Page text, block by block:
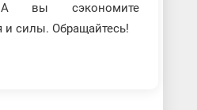
А вы сэкономите
и силы. Обращайтесь!